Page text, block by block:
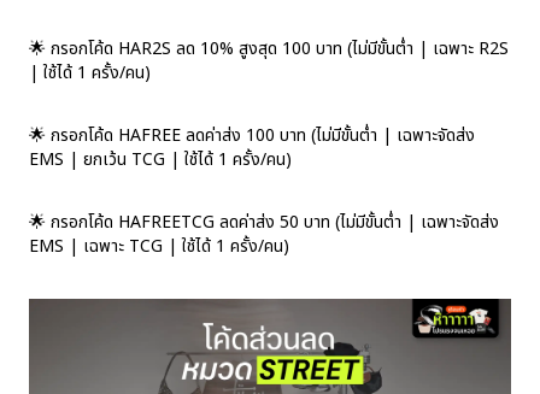
🌟 กรอกโค้ด HAR2S ลด 10% สูงสุด 100 บาท (ไม่มีขั้นต่ำ | เฉพาะ R2S
| ใช้ได้ 1 ครั้ง/คน)
🌟 กรอกโค้ด HAFREE ลดค่าส่ง 100 บาท (ไม่มีขั้นต่ำ | เฉพาะจัดส่ง
EMS | ยกเว้น TCG | ใช้ได้ 1 ครั้ง/คน)
🌟 กรอกโค้ด HAFREETCG ลดค่าส่ง 50 บาท (ไม่มีขั้นต่ำ | เฉพาะจัดส่ง
EMS | เฉพาะ TCG | ใช้ได้ 1 ครั้ง/คน)